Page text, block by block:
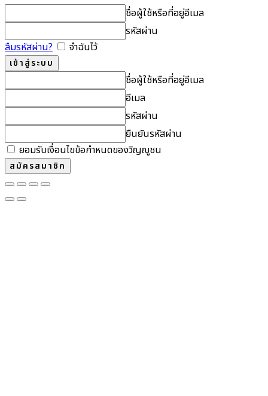
ชื่อผู้ใช้หรือที่อยู่อีเมล
รหัสผ่าน
ลืมรหัสผ่าน?
จำฉันไว้
ชื่อผู้ใช้หรือที่อยู่อีเมล
อีเมล
รหัสผ่าน
ยืนยันรหัสผ่าน
ยอมรับเงื่อนไขข้อกำหนดของวิญญูชน